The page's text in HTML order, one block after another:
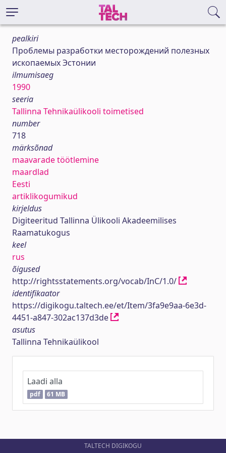
pealkiri
Проблемы разработки месторождений полезных
ископаемых Эстонии
ilmumisaeg
1990
seeria
Tallinna Tehnikaülikooli toimetised
number
718
märksõnad
maavarade töötlemine
maardlad
Eesti
artiklikogumikud
kirjeldus
Digiteeritud Tallinna Ülikooli Akadeemilises
Raamatukogus
keel
rus
õigused
http://rightsstatements.org/vocab/InC/1.0/
identifikaator
https://digikogu.taltech.ee/et/Item/3fa9e9aa-6e3d-
4451-a847-302ac137d3de
asutus
Tallinna Tehnikaülikool
Laadi alla
pdf 61 MB
TALTECH DIGIKOGU